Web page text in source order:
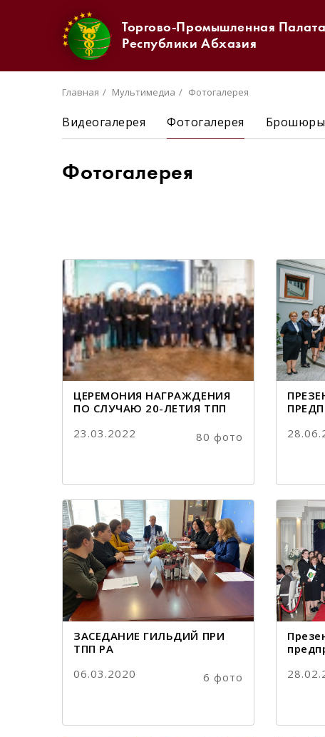
Торгово-Промышленная Палата
Республики Абхазия
Главная Мультимедиа Фотогалерея
Видеогалерея Фотогалерея Брошюры
Фотогалерея
ЦЕРЕМОНИЯ НАГРАЖДЕНИЯ
ПО СЛУЧАЮ 20-ЛЕТИЯ ТПП
23.03.2022
80 фото
ЗАСЕДАНИЕ ГИЛЬДИЙ ПРИ
ТПП РА
06.03.2020
6 фото